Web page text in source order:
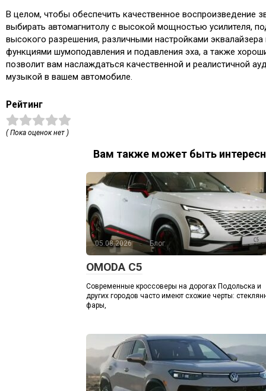
В целом, чтобы обеспечить качественное воспроизведение
выбирать автомагнитолу с высокой мощностью усилителя,
высокого разрешения, различными настройками
функциями шумоподавления и подавления эха, а также
позволит вам наслаждаться качественной и реалистичной
музыкой в вашем автомобиле.
Рейтинг
( Пока оценок нет )
Вам также может быть
05.08.2026 Блог
OMODA C5
Современные кроссоверы на дорогах Подольска и
других городов часто имеют схожие черты:
фары,